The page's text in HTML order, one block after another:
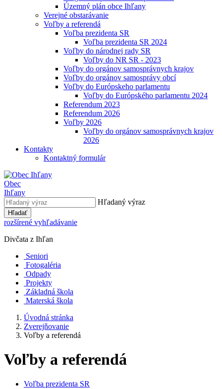
Územný plán obce Ihľany
Verejné obstarávanie
Voľby a referendá
Voľba prezidenta SR
Voľba prezidenta SR 2024
Voľby do národnej rady SR
Voľby do NR SR - 2023
Voľby do orgánov samosprávnych krajov
Voľby do orgánov samosprávy obcí
Voľby do Európskeho parlamentu
Voľby do Európského parlamentu 2024
Referendum 2023
Referendum 2026
Voľby 2026
Voľby do orgánov samosprávnych krajov
2026
Kontakty
Kontaktný formulár
Obec
Ihľany
Hľadaný výraz
Hľadať
rozšírené vyhľadávanie
Divčata z Ihľan
Seniori
Fotogaléria
Odpady
Projekty
Základná škola
Materská škola
Úvodná stránka
Zverejňovanie
Voľby a referendá
Voľby a referendá
Voľba prezidenta SR